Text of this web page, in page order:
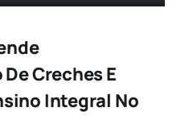
Creches E
Integral No